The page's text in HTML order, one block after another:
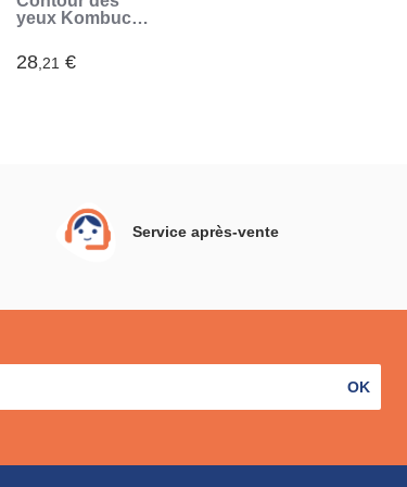
yeux Kombucha
InnovaGoods 15
ml
28 ,21 €
Service après-vente
OK